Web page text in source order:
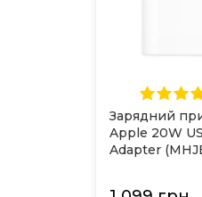
Зарядний
Apple 20W
Adapter